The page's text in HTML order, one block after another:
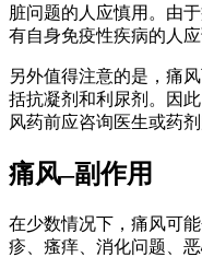
脏问题的人应慎用。由
有自身免疫性疾病的人应
另外值得注意的是，痛
括抗凝剂和利尿剂。因
风药前应咨询医生或药剂
痛风–副作用
在少数情况下，痛风可
疹、瘙痒、消化问题、